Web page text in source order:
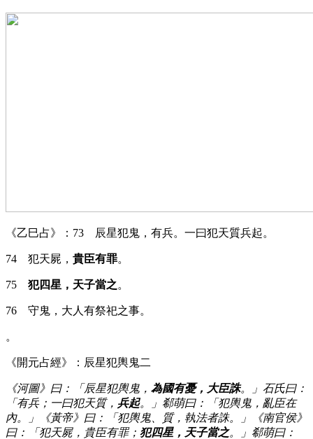
《乙巳占》：73 辰星犯鬼，有兵。一曰犯天質兵起。
74 犯天屍， 貴臣有罪。
75 犯四星，天子當之。
76 守鬼，大人有祭祀之事。
。
《開元占經》：辰星犯輿鬼二
《河圖》曰：「辰星犯輿鬼， 為國有憂，大臣誅。」石氏曰：
「有兵；一曰犯天質， 兵起。」郗萌曰：「犯輿鬼，亂臣在
內。」《黃帝》曰：「犯輿鬼、質，執法者誅。」《南官侯》
曰：「犯天屍，貴臣有罪； 犯四星，天子當之。」郗萌曰：